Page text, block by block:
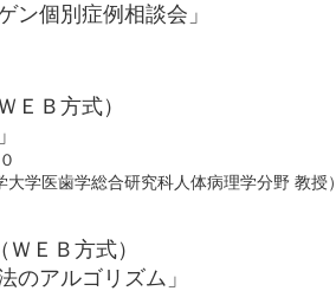
ン個別症例相談会」
ＥＢ方式）
学医歯学総合研究科人体病理学分野 教授）
ＥＢ方式）
のアルゴリズム」